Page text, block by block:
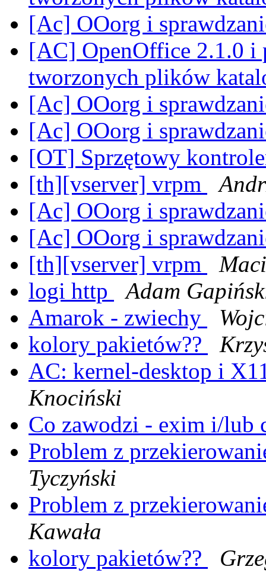
[Ac] OOorg i
[AC] OpenOffice 2.1.0 i
tworzonych plików
[Ac] OOorg i
[Ac] OOorg i
[OT] Sprzętowy
[th][vserver] vrpm
[Ac] OOorg i
[Ac] OOorg i
[th][vserver] vrpm
logi http
Adam
Amarok - zwiechy
kolory pakietów??
AC: kernel-desktop i
Knociński
Co zawodzi - exim i/lub
Problem z
Tyczyński
Problem z
Kawała
kolory pakietów??